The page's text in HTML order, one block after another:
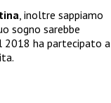
, inoltre sappiamo
sogno sarebbe
2018 ha partecipato a